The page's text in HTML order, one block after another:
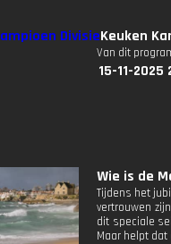
Keuken
Van dit
15-11-2025
Wie is de
Tijdens het
vertrouwen
dit speciale
Maar helpt